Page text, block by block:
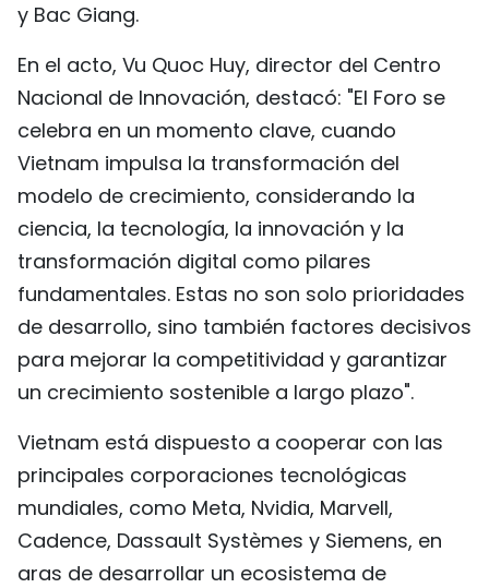
y Bac Giang.
En el acto, Vu Quoc Huy, director del Centro
Nacional de Innovación, destacó: "El Foro se
celebra en un momento clave, cuando
Vietnam impulsa la transformación del
modelo de crecimiento, considerando la
ciencia, la tecnología, la innovación y la
transformación digital como pilares
fundamentales. Estas no son solo prioridades
de desarrollo, sino también factores decisivos
para mejorar la competitividad y garantizar
un crecimiento sostenible a largo plazo".
Vietnam está dispuesto a cooperar con las
principales corporaciones tecnológicas
mundiales, como Meta, Nvidia, Marvell,
Cadence, Dassault Systèmes y Siemens, en
aras de desarrollar un ecosistema de